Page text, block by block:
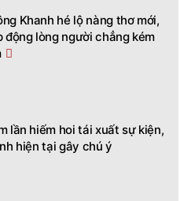
Khanh hé lộ nàng thơ mới,
động lòng người chẳng kém
lần hiếm hoi tái xuất sự kiện,
hiện tại gây chú ý